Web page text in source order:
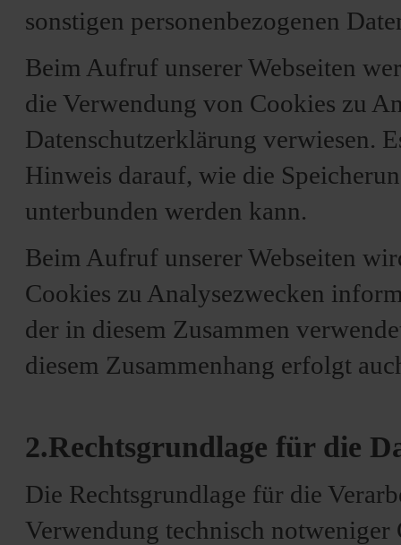
sonstigen personenbezogenen
Beim Aufruf unserer Webseiten
die Verwendung von Cookies zu
Datenschutzerklärung verwiesen.
Hinweis darauf, wie die
unterbunden werden kann.
Beim Aufruf unserer Webseiten
Cookies zu Analysezwecken
der in diesem Zusammen
diesem Zusammenhang erfolgt
2.Rechtsgrundlage für die
Die Rechtsgrundlage für die
Verwendung technisch